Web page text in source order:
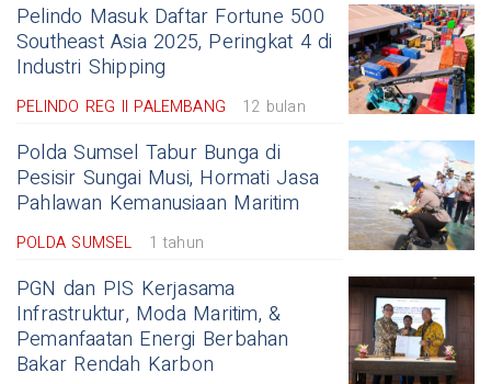
Pelindo Masuk Daftar Fortune 500
Southeast Asia 2025, Peringkat 4 di
Industri Shipping
PELINDO REG II PALEMBANG 12 bulan
Polda Sumsel Tabur Bunga di
Pesisir Sungai Musi, Hormati Jasa
Pahlawan Kemanusiaan Maritim
POLDA SUMSEL 1 tahun
PGN dan PIS Kerjasama
Infrastruktur, Moda Maritim, &
Pemanfaatan Energi Berbahan
Bakar Rendah Karbon